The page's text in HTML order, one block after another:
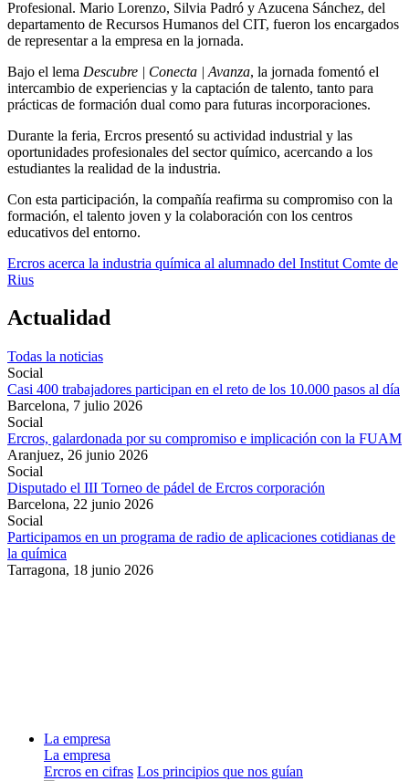
Profesional. Mario Lorenzo, Silvia Padró y Azucena Sánchez, del
departamento de Recursos Humanos del CIT, fueron los encargados
de representar a la empresa en la jornada.
Bajo el lema Descubre | Conecta | Avanza, la jornada fomentó el
intercambio de experiencias y la captación de talento, tanto para
prácticas de formación dual como para futuras incorporaciones.
Durante la feria, Ercros presentó su actividad industrial y las
oportunidades profesionales del sector químico, acercando a los
estudiantes la realidad de la industria.
Con esta participación, la compañía reafirma su compromiso con la
formación, el talento joven y la colaboración con los centros
educativos del entorno.
Ercros acerca la industria química al alumnado del Institut Comte de
Rius
Actualidad
Todas la noticias
Social
Casi 400 trabajadores participan en el reto de los 10.000 pasos al día
Barcelona, 7 julio 2026
Social
Ercros, galardonada por su compromiso e implicación con la FUAM
Aranjuez, 26 junio 2026
Social
Disputado el III Torneo de pádel de Ercros corporación
Barcelona, 22 junio 2026
Social
Participamos en un programa de radio de aplicaciones cotidianas de
la química
Tarragona, 18 junio 2026
La empresa
La empresa
Ercros en cifras Los principios que nos guían